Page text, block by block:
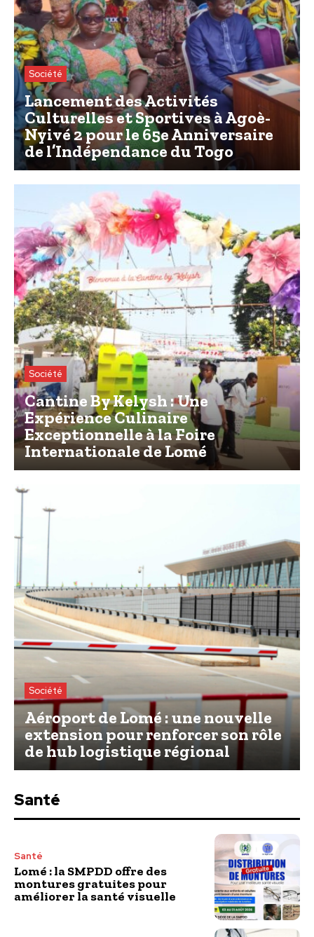
Société
Lancement des Activités
Culturelles et Sportives à Agoè-
Nyivé 2 pour le 65e Anniversaire
de l’Indépendance du Togo
Société
Cantine By Kelysh : Une
Expérience Culinaire
Exceptionnelle à la Foire
Internationale de Lomé
Société
Aéroport de Lomé : une nouvelle
extension pour renforcer son rôle
de hub logistique régional
Santé
Santé
Lomé : la SMPDD offre des
montures gratuites pour
améliorer la santé visuelle